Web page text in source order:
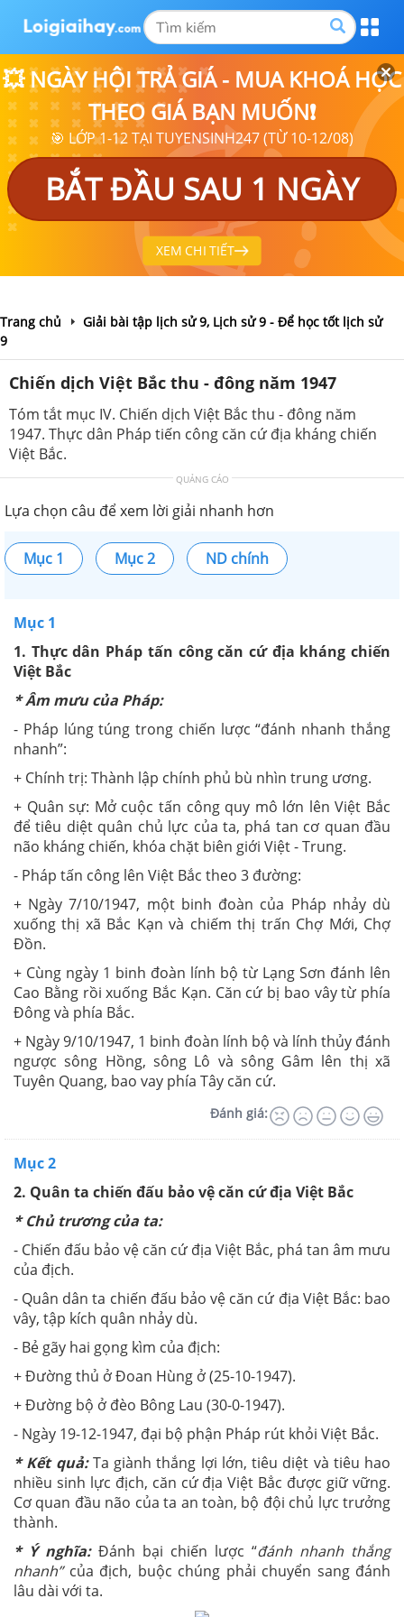
💥 NGÀY HỘI TRẢ GIÁ - MUA KHOÁ HỌC
THEO GIÁ BẠN MUỐN❗
🎯 LỚP 1-12 TẠI TUYENSINH247 (TỪ 10-12/08)
BẮT ĐẦU SAU 1 NGÀY
XEM CHI TIẾT
Trang chủ
Giải bài tập lịch sử 9, Lịch sử 9 - Để học tốt lịch sử
9
Chiến dịch Việt Bắc thu - đông năm 1947
Tóm tắt mục IV. Chiến dịch Việt Bắc thu - đông năm
1947. Thực dân Pháp tiến công căn cứ địa kháng chiến
Việt Bắc.
QUẢNG CÁO
Lựa chọn câu để xem lời giải nhanh hơn
Mục 1 Mục 2 ND chính
Mục 1
1. Thực dân Pháp tấn công căn cứ địa kháng chiến
Việt Bắc
* Âm mưu của Pháp:
- Pháp lúng túng trong chiến lược “đánh nhanh thắng
nhanh”:
+ Chính trị: Thành lập chính phủ bù nhìn trung ương.
+ Quân sự: Mở cuộc tấn công quy mô lớn lên Việt Bắc
để tiêu diệt quân chủ lực của ta, phá tan cơ quan đầu
não kháng chiến, khóa chặt biên giới Việt - Trung.
- Pháp tấn công lên Việt Bắc theo 3 đường:
+ Ngày 7/10/1947, một binh đoàn của Pháp nhảy dù
xuống thị xã Bắc Kạn và chiếm thị trấn Chợ Mới, Chợ
Đồn.
+ Cùng ngày 1 binh đoàn lính bộ từ Lạng Sơn đánh lên
Cao Bằng rồi xuống Bắc Kạn. Căn cứ bị bao vây từ phía
Đông và phía Bắc.
+ Ngày 9/10/1947, 1 binh đoàn lính bộ và lính thủy đánh
ngược sông Hồng, sông Lô và sông Gâm lên thị xã
Tuyên Quang, bao vay phía Tây căn cứ.
Đánh giá:
Mục 2
2. Quân ta chiến đấu bảo vệ căn cứ địa Việt Bắc
* Chủ trương của ta:
- Chiến đấu bảo vệ căn cứ địa Việt Bắc, phá tan âm mưu
của địch.
- Quân dân ta chiến đấu bảo vệ căn cứ địa Việt Bắc: bao
vây, tập kích quân nhảy dù.
- Bẻ gãy hai gọng kìm của địch:
+ Đường thủ ở Đoan Hùng ở (25-10-1947).
+ Đường bộ ở đèo Bông Lau (30-0-1947).
- Ngày 19-12-1947, đại bộ phận Pháp rút khỏi Việt Bắc.
* Kết quả:Ta giành thắng lợi lớn, tiêu diệt và tiêu hao
nhiều sinh lực địch, căn cứ địa Việt Bẳc được giữ vững.
Cơ quan đầu não của ta an toàn, bộ đội chủ lực trưởng
thành.
* Ý nghĩa:Đánh bại chiến lược “đánh nhanh thắng
nhanh”của địch, buộc chúng phải chuyển sang đánh
lâu dài với ta.